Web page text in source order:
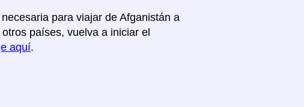
para viajar de Afganistán a
países, vuelva a iniciar el
aquí.